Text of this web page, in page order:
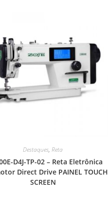
Destaques,Reta
D4J-TP-02 – Reta Eletrônica
Direct Drive PAINEL TOUCH
SCREEN